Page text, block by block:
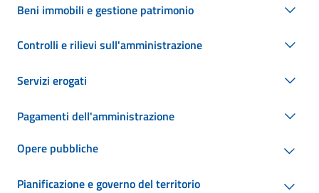
Beni immobili e gestione patrimonio
Controlli e rilievi sull'amministrazione
Servizi erogati
Pagamenti dell'amministrazione
Opere pubbliche
Pianificazione e governo del territorio